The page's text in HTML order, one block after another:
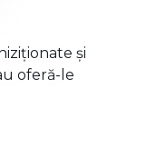
și
oferă-le